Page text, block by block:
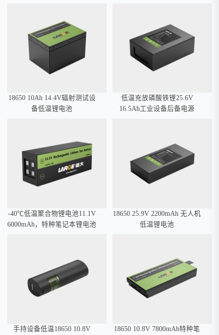
18650 10Ah 14.4V辐射测试设
备低温锂电池
低温充放磷酸铁锂25.6V
16.5Ah工业设备后备电源
-40℃低温聚合物锂电池11.1V
6000mAh，特种笔记本锂电池
18650 25.9V 2200mAh 无人机
低温锂电池
手持设备低温18650 10.8V
18650 10.8V 7800mAh特种笔